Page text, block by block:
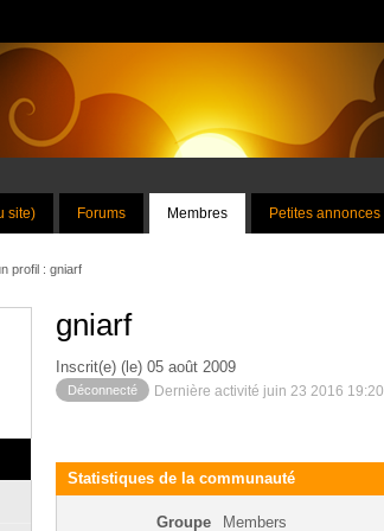
site) Forums Membres Petites annonces
profil : gniarf
gniarf
Inscrit(e) (le) 05 août 2009
Déconnecté Dernière activité juin 23 2016 19:20
Statistiques de la communauté
Groupe Members